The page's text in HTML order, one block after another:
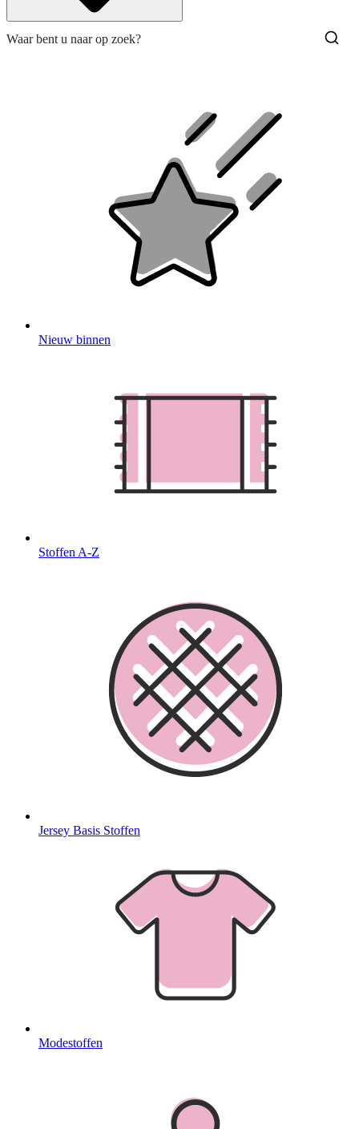
Nieuw binnen
Stoffen A-Z
Jersey Basis Stoffen
Modestoffen